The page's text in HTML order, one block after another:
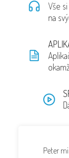
Vše
na
Peter